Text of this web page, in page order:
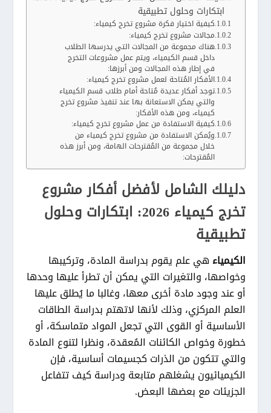
ابتكارات وحلول تطبيقية
كيفية اختيار فكرة مشروع تخرج كيمياء:
مجالات مشروع تخرج كيمياء:
هناك مجموعة من المجالات التي يدرسها الطلاب
داخل قسم الكيمياء، ويتم عمل مشروعات التخرج
في إطار هذه المجالات ومن أبرزها:
الأفكار المُتاحة لعمل مشروع تخرج كيمياء:
توجد أفكار عديدة مُتاحة أمام طلاب قسم الكيمياء
والتي يمكن الاستعانة بها عند تنفيذ مشروع تخرج
كيمياء، ومن هذه الأفكار:
كيفية الاستفادة من عمل مشروع تخرج كيمياء:
ويُمكن الاستفادة من مشروع تخرج كيمياء من
خلال مجموعة من المُقترحات الهامة، ومن أبرز هذه
المُقترحات:
دليلك الشامل لأفضل أفكار مشروع
تخرج كيمياء 2026: ابتكارات وحلول
تطبيقية
الكيمياء هي علم يقوم بدراسة المادة، وتركيبها
وخواصها، والتغيرات التي يمكن أن تطرأ عليها وحدها
أو عند وجود مادة أخرى معها، وغالبا ما يُطلق عليها
العلم المركزي، وذلك لأنها لاتهتم بدراسة الطاقات
الأساسية أو القوى التي تجعل المواد متماسكة، أو
خطورة وخواص الكائنات المُعقدة، ونظرا لتنوع المادة
والتي تتكون من الذرات كجسيمات أساسية، فإن
الكيميائيون يشغلهم متابعة ودراسة كيف تتفاعل
الجزيئات مع بعضها البعض.